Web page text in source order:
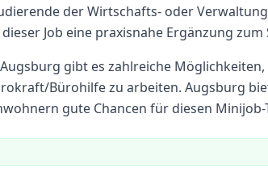
der Wirtschafts- oder
Job eine praxisnahe Ergänzung zum
Augsburg gibt es zahlreiche Möglichkeiten,
Bürohilfezu arbeiten. Augsburg
gute Chancen für diesen Minijob-